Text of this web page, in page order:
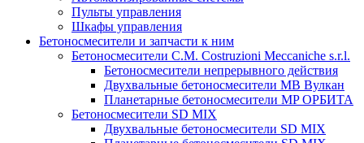
Пульты управления
Шкафы управления
Бетоносмесители и запчасти к ним
Бетоносмесители C.M. Costruzioni Meccaniche s.r.l.
Бетоносмесители непрерывного действия
Двухвальные бетоносмесители MB Вулкан
Планетарные бетоносмесители MP ОРБИТА
Бетоносмесители SD MIX
Двухвальные бетоносмесители SD MIX